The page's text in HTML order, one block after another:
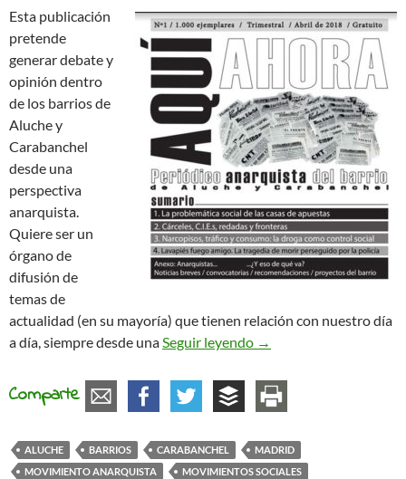
Esta publicación
pretende
generar debate y
opinión dentro
de los barrios de
Aluche y
Carabanchel
desde una
perspectiva
anarquista.
Quiere ser un
órgano de
difusión de
temas de
actualidad (en su mayoría) que tienen relación con nuestro día
a día, siempre desde unaSeguir leyendo Nace una nueva
→
Comparte
ALUCHE BARRIOS CARABANCHEL
MADRID
MOVIMIENTO ANARQUISTA
MOVIMIENTOS SOCIALES